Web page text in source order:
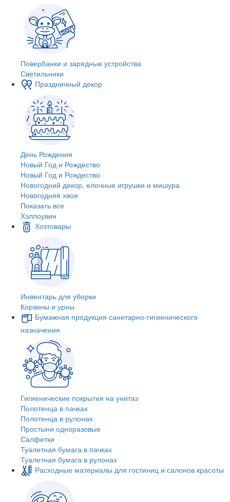
Повербанки и зарядные устройства
Светильники
Праздничный декор
День Рождения
Новый Год и Рождество
Новый Год и Рождество
Новогодний декор, елочные игрушки и мишура
Новогодняя хвоя
Показать все
Хэллоувин
Хозтовары
Инвентарь для уборки
Корзины и урны
Бумажная продукция санитарно-гигиенического
назначения
Гигиенические покрытия на унитаз
Полотенца в пачках
Полотенца в рулонах
Простыни одноразовые
Салфетки
Туалетная бумага в пачках
Туалетная бумага в рулонах
Расходные материалы для гостиниц и салонов красоты